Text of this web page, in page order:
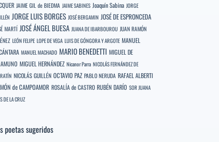
JAIME GIL de BIEDMA JAIME SABINES Joaquín Sabina JORGE
JORGE LUIS BORGES JOSÉ BERGAMIN JOSÉ DE ESPRONCEDA
MARTÍ JOSÉ ÁNGEL BUESA JUANA DE IBARBOUROU JUAN RAMÓN
LEÓN FELIPE LOPE DE VEGA LUIS DE GÓNGORA Y ARGOTE MANUEL
MANUEL MACHADO MARIO BENEDETTI MIGUEL DE
MIGUEL HERNÁNDEZ Nicanor Parra NICOLÁS FERNÁNDEZ DE
NICOLÁS GUILLÉN OCTAVIO PAZ PABLO NERUDA RAFAEL ALBERTI
de CAMPOAMOR ROSALÍA de CASTRO RUBÉN DARÍO SOR JUANA
DE LA CRUZ
poetas sugeridos